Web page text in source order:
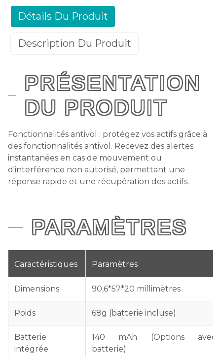
Détails Du Produit
Description Du Produit
PRÉSENTATION
DU PRODUIT
Fonctionnalités antivol : protégez vos actifs grâce à
des fonctionnalités antivol. Recevez des alertes
instantanées en cas de mouvement ou
d'interférence non autorisé, permettant une
réponse rapide et une récupération des actifs.
PARAMÈTRES
Caractéristiques Paramètres
Dimensions 90,6*57*20 millimètres
Poids 68g (batterie incluse)
Batterie
intégrée
140 mAh (Options avec
batterie)